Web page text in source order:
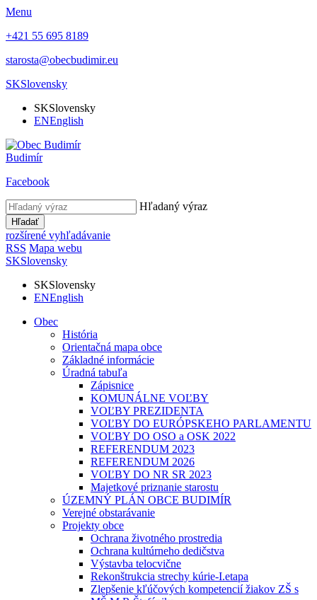
Menu
+421 55 695 8189
starosta@obecbudimir.eu
SKSlovensky
SKSlovensky
ENEnglish
Budimír
Facebook
Hľadaný výraz
Hľadať
rozšírené vyhľadávanie
RSS Mapa webu
SKSlovensky
SKSlovensky
ENEnglish
Obec
História
Orientačná mapa obce
Základné informácie
Úradná tabuľa
Zápisnice
KOMUNÁLNE VOĽBY
VOĽBY PREZIDENTA
VOĽBY DO EURÓPSKEHO PARLAMENTU
VOĽBY DO OSO a OSK 2022
REFERENDUM 2023
REFERENDUM 2026
VOĽBY DO NR SR 2023
Majetkové priznanie starostu
ÚZEMNÝ PLÁN OBCE BUDIMÍR
Verejné obstarávanie
Projekty obce
Ochrana životného prostredia
Ochrana kultúrneho dedičstva
Výstavba telocvične
Rekonštrukcia strechy kúrie-I.etapa
Zlepšenie kľúčových kompetencií žiakov ZŠ s